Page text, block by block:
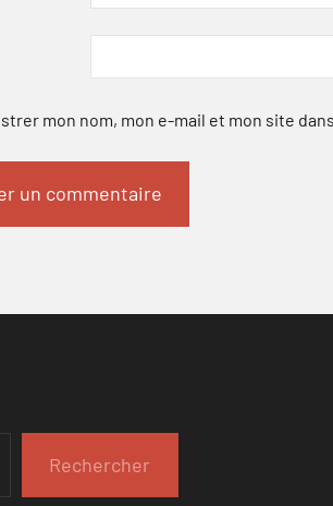
mon nom, mon e-mail et mon site
Rechercher